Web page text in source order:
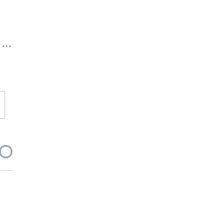
Handytasche für Samsung Galaxy S8 Plus - Kaffee